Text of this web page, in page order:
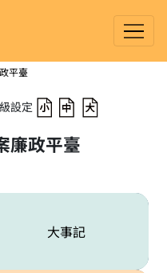
平臺
設定
廉政平臺
大事記